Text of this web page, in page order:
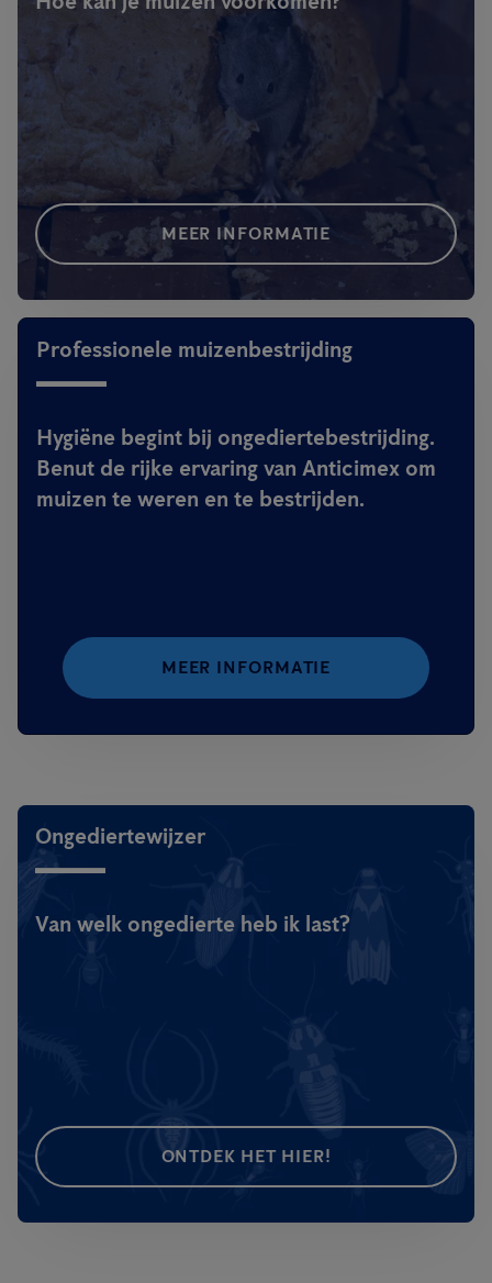
MEER INFORMATIE
Professionele muizenbestrijding
Hygiëne begint bij ongediertebestrijding.
Benut de rijke ervaring van Anticimex om
muizen te weren en te bestrijden.
MEER INFORMATIE
Ongediertewijzer
Van welk ongedierte heb ik last?
ONTDEK HET HIER!